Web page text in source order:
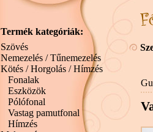
Termék kategóriák:
Szövés
Nemezelés / Tűnemezelés
Kötés / Horgolás / Hímzés
Fonalak
Eszközök
Pólófonal
Vastag pamutfonal
Hímzés